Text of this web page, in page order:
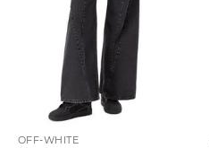
OFF-WHITE